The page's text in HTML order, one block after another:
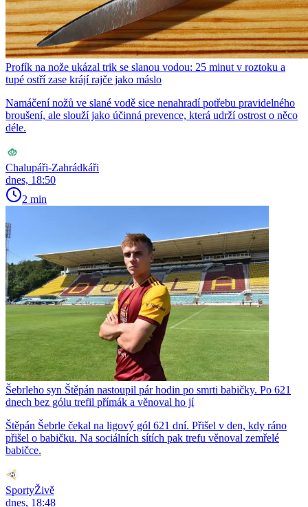
Profík na nože ukázal trik se slanou vodou: 25 minut v roztoku a
tupé ostří zase krájí rajče jako máslo
Namáčení nožů ve slané vodě sice nenahradí potřebu pravidelného
broušení, ale slouží jako účinná prevence, která udrží ostrost o něco
déle.
Chalupáři-Zahrádkáři
dnes, 18:50
2 min
Šebrleho syn Štěpán nastoupil pár hodin po smrti babičky. Po 621
dnech bez gólu trefil přímák a věnoval ho jí
Štěpán Šebrle čekal na ligový gól 621 dní. Přišel v den, kdy ráno
přišel o babičku. Na sociálních sítích pak trefu věnoval zemřelé
babičce.
SportyŽivě
dnes, 18:48